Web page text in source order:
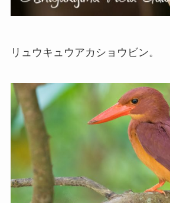
リュウキュウアカショウビン。